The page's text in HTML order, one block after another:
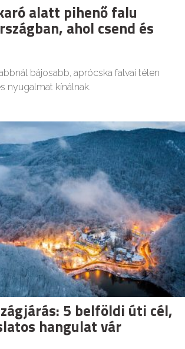
alatt pihenő falu
ahol csend és
bájosabb, aprócska falvai télen
nyugalmat kínálnak.
5 belföldi úti cél,
hangulat vár